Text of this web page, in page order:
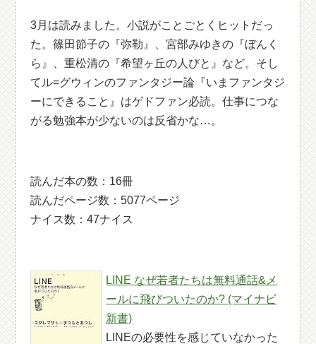
3月は読みました。小説がことごとくヒットだっ
た。篠田節子の『弥勒』、宮部みゆきの『ぼんく
ら』、重松清の『希望ヶ丘の人びと』など。そし
てル=グウィンのファンタジー論『いまファンタジ
ーにできること』はゲドファン必読。仕事につな
がる勉強本が少ないのは反省かな…。
読んだ本の数：16冊
読んだページ数：5077ページ
ナイス数：47ナイス
LINE なぜ若者たちは無料通話&メ
ールに飛びついたのか? (マイナビ
新書)
LINEの必要性を感じていなかった